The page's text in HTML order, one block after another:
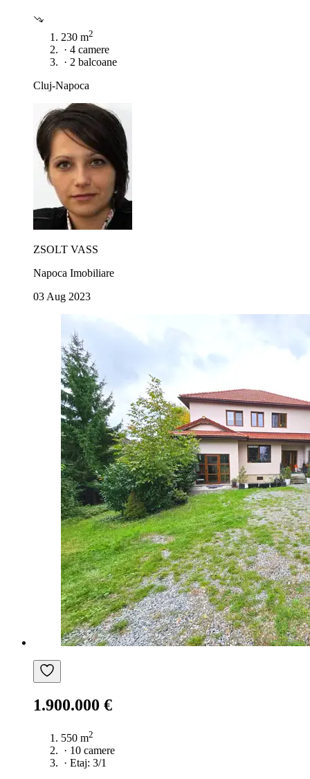
230 m2
· 4 camere
· 2 balcoane
Cluj-Napoca
ZSOLT VASS
Napoca Imobiliare
03 Aug 2023
1.900.000 €
550 m2
· 10 camere
· Etaj: 3/1